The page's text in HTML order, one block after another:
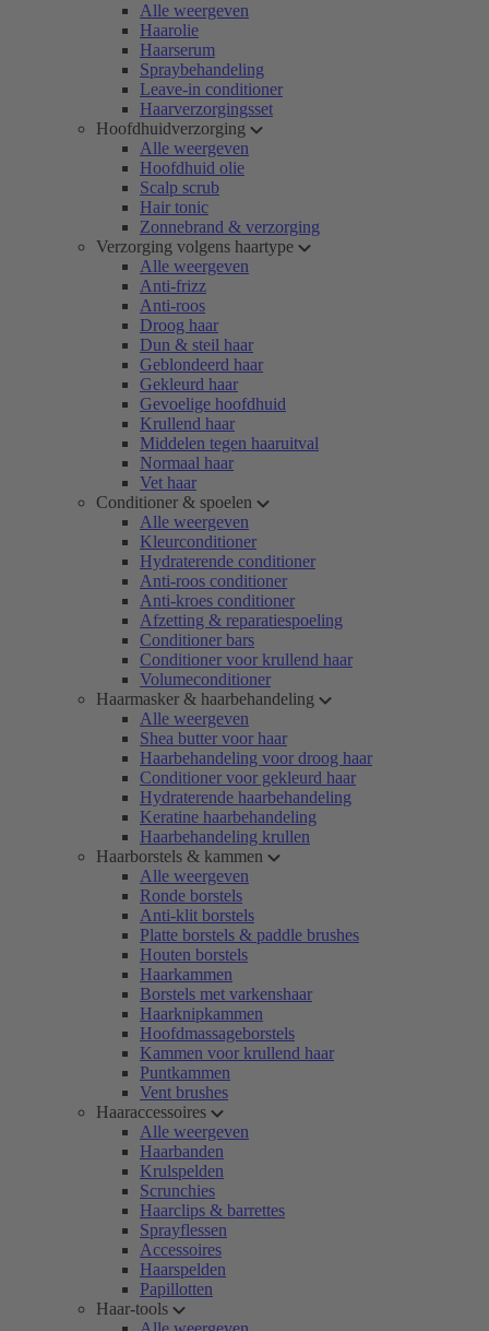
Alle weergeven
Haarolie
Haarserum
Spraybehandeling
Leave-in conditioner
Haarverzorgingsset
Hoofdhuidverzorging
Alle weergeven
Hoofdhuid olie
Scalp scrub
Hair tonic
Zonnebrand & verzorging
Verzorging volgens haartype
Alle weergeven
Anti-frizz
Anti-roos
Droog haar
Dun & steil haar
Geblondeerd haar
Gekleurd haar
Gevoelige hoofdhuid
Krullend haar
Middelen tegen haaruitval
Normaal haar
Vet haar
Conditioner & spoelen
Alle weergeven
Kleurconditioner
Hydraterende conditioner
Anti-roos conditioner
Anti-kroes conditioner
Afzetting & reparatiespoeling
Conditioner bars
Conditioner voor krullend haar
Volumeconditioner
Haarmasker & haarbehandeling
Alle weergeven
Shea butter voor haar
Haarbehandeling voor droog haar
Conditioner voor gekleurd haar
Hydraterende haarbehandeling
Keratine haarbehandeling
Haarbehandeling krullen
Haarborstels & kammen
Alle weergeven
Ronde borstels
Anti-klit borstels
Platte borstels & paddle brushes
Houten borstels
Haarkammen
Borstels met varkenshaar
Haarknipkammen
Hoofdmassageborstels
Kammen voor krullend haar
Puntkammen
Vent brushes
Haaraccessoires
Alle weergeven
Haarbanden
Krulspelden
Scrunchies
Haarclips & barrettes
Sprayflessen
Accessoires
Haarspelden
Papillotten
Haar-tools